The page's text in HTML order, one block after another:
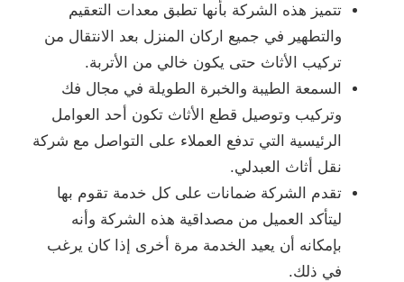
تتميز هذه الشركة بأنها تطبق معدات التعقيم
والتطهير في جميع اركان المنزل بعد الانتقال من
تركيب الأثاث حتى يكون خالي من الأتربة.
السمعة الطيبة والخبرة الطويلة في مجال فك
وتركيب وتوصيل قطع الأثاث تكون أحد العوامل
الرئيسية التي تدفع العملاء على التواصل مع شركة
نقل أثاث العبدلي.
تقدم الشركة ضمانات على كل خدمة تقوم بها
ليتأكد العميل من مصداقية هذه الشركة وأنه
بإمكانه أن يعيد الخدمة مرة أخرى إذا كان يرغب
في ذلك.